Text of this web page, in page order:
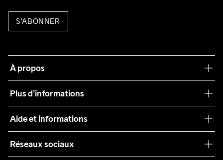
S'ABONNER
À propos
Plus d’informations
Teamwear
Durabilité
Aide et informations
Conditions générales
Réseaux sociaux